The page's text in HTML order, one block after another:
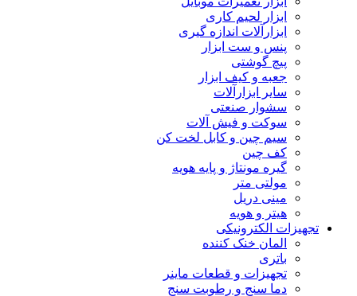
ابزار لحیم کاری
ابزارآلات اندازه گیری
پنس و ست ابزار
پیچ گوشتی
جعبه و کیف ابزار
سایر ابزارآلات
سشوار صنعتی
سوکت و فیش آلات
سیم چین و کابل لخت کن
کف چین
گیره مونتاژ و پایه هویه
مولتی متر
مینی دریل
هیتر و هویه
تجهیزات الکترونیکی
المان خنک کننده
باتری
تجهیزات و قطعات ماینر
دما سنج و رطوبت سنج